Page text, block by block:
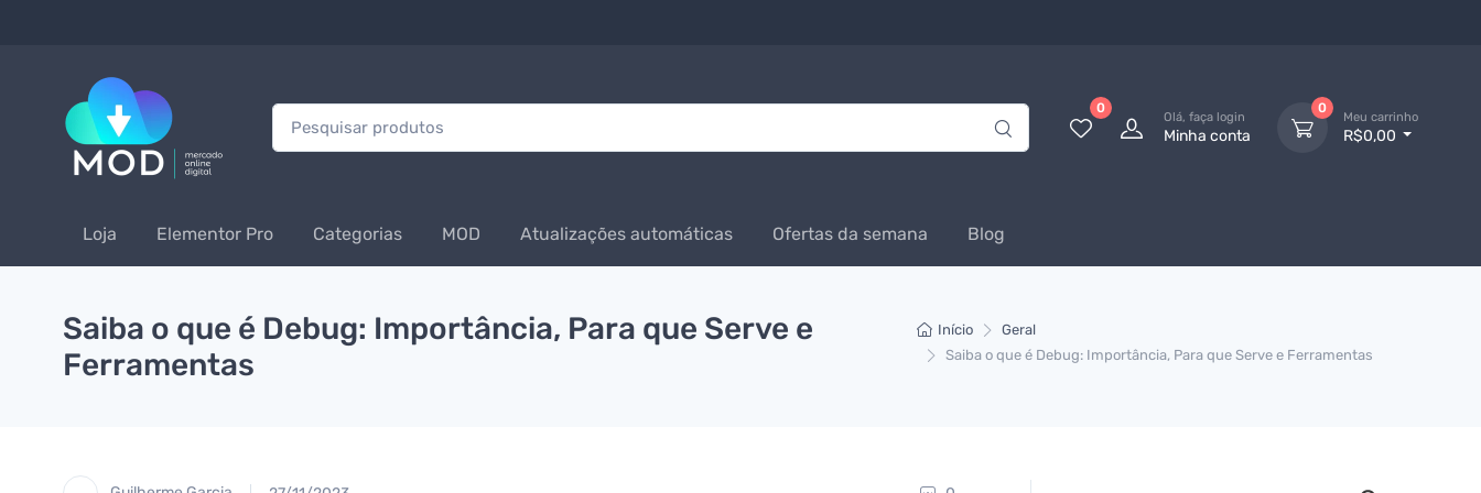
Procurar: 0
Olá, faça login
Minha conta
0
Meu carrinho
R$0,00
Loja Elementor Pro Categorias MOD Atualizações automáticas Ofertas da semana Blog
Início
Geral
Saiba o que é Debug: Importância, Para que Serve e Ferramentas
Saiba o que é Debug: Importância, Para que Serve e
Ferramentas